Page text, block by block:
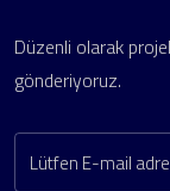
Düzenli olarak
gönderiyoruz.